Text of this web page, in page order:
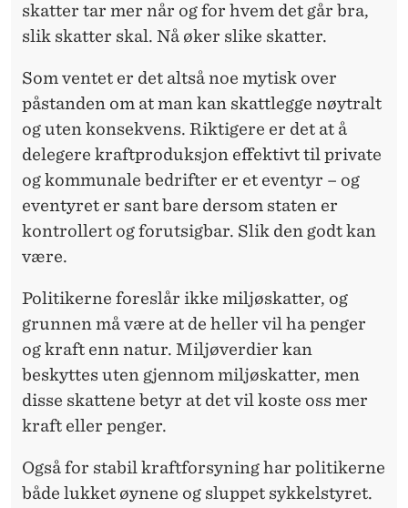
skatter tar mer når og for hvem det går bra,
slik skatter skal. Nå øker slike skatter.
Som ventet er det altså noe mytisk over
påstanden om at man kan skattlegge nøytralt
og uten konsekvens. Riktigere er det at å
delegere kraftproduksjon effektivt til private
og kommunale bedrifter er et eventyr – og
eventyret er sant bare dersom staten er
kontrollert og forutsigbar. Slik den godt kan
være.
Politikerne foreslår ikke miljøskatter, og
grunnen må være at de heller vil ha penger
og kraft enn natur. Miljøverdier kan
beskyttes uten gjennom miljøskatter, men
disse skattene betyr at det vil koste oss mer
kraft eller penger.
Også for stabil kraftforsyning har politikerne
både lukket øynene og sluppet sykkelstyret.